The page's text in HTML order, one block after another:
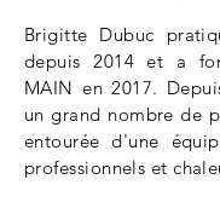
Brigitte Dubuc
depuis 2014 et a
MAIN en 2017.
un grand nombre de
entourée d'une
professionnels et